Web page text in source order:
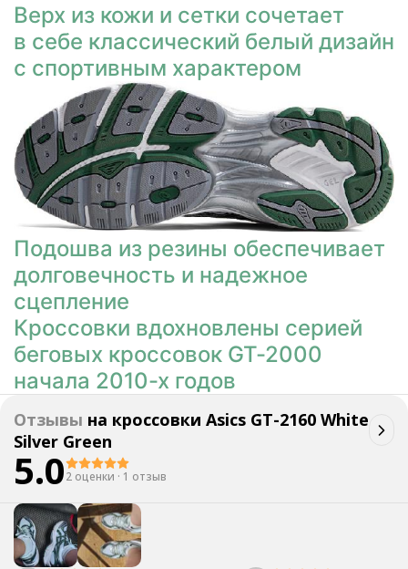
Верх из кожи и сетки сочетает
в себе классический белый дизайн
с спортивным характером
Подошва из резины обеспечивает
долговечность и надежное
сцепление
Кроссовки вдохновлены серией
беговых кроссовок GT-2000
начала 2010-х годов
Отзывы на кроссовки Asics GT-2160 White
Silver Green
5.02 оценки · 1 отзыв